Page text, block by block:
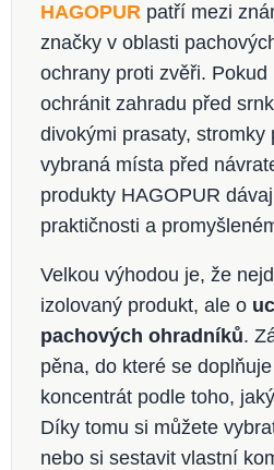
HAGOPUR patří mezi
značky v oblasti
ochrany proti zvěři.
ochránit zahradu před
divokými prasaty, stromky
vybraná místa před
produkty HAGOPUR
praktičnosti a
Velkou výhodou je, že
izolovaný produkt, ale o
pachových ohradníků.
pěna, do které se
koncentrát podle toho,
Díky tomu si můžete
nebo si sestavit vlastní